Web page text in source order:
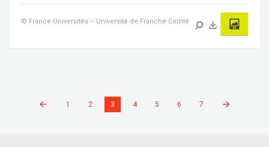
© France Universités – Université de Franche-Comté
1 2 3 4 5 6 7